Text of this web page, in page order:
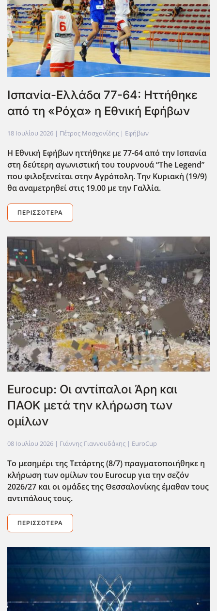
Ισπανία-Ελλάδα 77-64: Ηττήθηκε
από τη «Ρόχα» η Εθνική Εφήβων
18 Ιουλίου 2026 | Πέτρος Μοσχονίδης | Εφήβων
Η Εθνική Εφήβων ηττήθηκε με 77-64 από την Ισπανία
στη δεύτερη αγωνιστική του τουρνουά “The Legend”
που φιλοξενείται στην Αγρόπολη. Την Κυριακ΄η (19/9)
θα αναμετρηθεί στις 19.00 με την Γαλλία.
ΠΕΡΙΣΣΌΤΕΡΑ
Eurocup: Οι αντίπαλοι Άρη και
ΠΑΟΚ μετά την κλήρωση των
ομίλων
08 Ιουλίου 2026 | Γιάννης Γιαννουδάκης | EuroCup
Το μεσημέρι της Τετάρτης (8/7) πραγματοποιήθηκε η
κλήρωση των ομίλων του Eurocupγια την σεζόν
2026/27 και οι ομάδες της Θεσσαλονίκης έμαθαν τους
αντιπάλους τους.
ΠΕΡΙΣΣΌΤΕΡΑ